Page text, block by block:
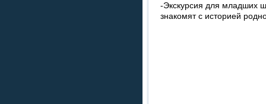
-Экскурсия для младших
знакомят с историей